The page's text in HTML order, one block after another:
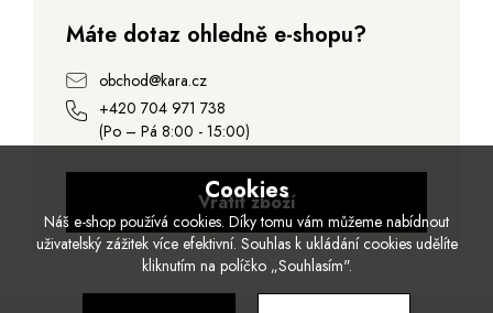
Máte dotaz ohledně e-shopu?
obchod@kara.cz
+420 704 971 738
(Po – Pá 8:00 - 15:00)
Vrátit zboží
Cookies
Náš e-shop používá cookies. Díky tomu vám můžeme nabídnout
uživatelský zážitek více efektivní. Souhlas k ukládání cookies udělíte
kliknutím na políčko „Souhlasím".